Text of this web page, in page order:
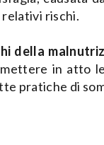
rischi.
della
in atto
pratiche di